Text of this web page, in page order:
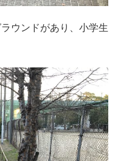
ウンドがあり、小学生